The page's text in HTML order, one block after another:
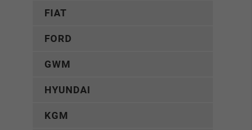
FIAT
FORD
GWM
HYUNDAI
KGM